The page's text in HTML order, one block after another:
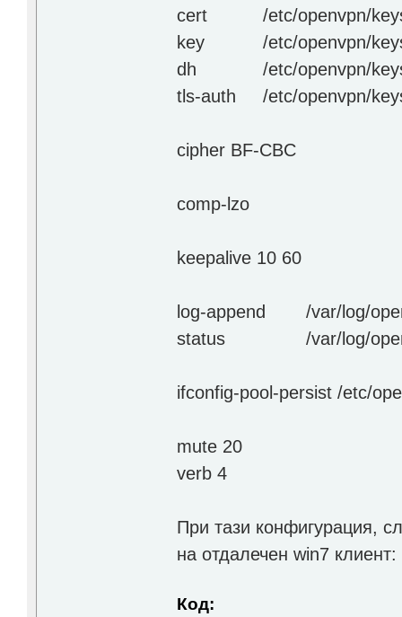
cert
/etc/openvpn/
key
/etc/openvpn/
dh
/etc/openvpn/
tls-auth
/etc/openvpn/
cipher BF-CBC
comp-lzo
keepalive 10 60
log-append
/var/log/
status
/var/log/
ifconfig-pool-persist /etc/
mute 20
verb 4
При тази конфигурация,
на отдалечен win7 клиент:
Код: